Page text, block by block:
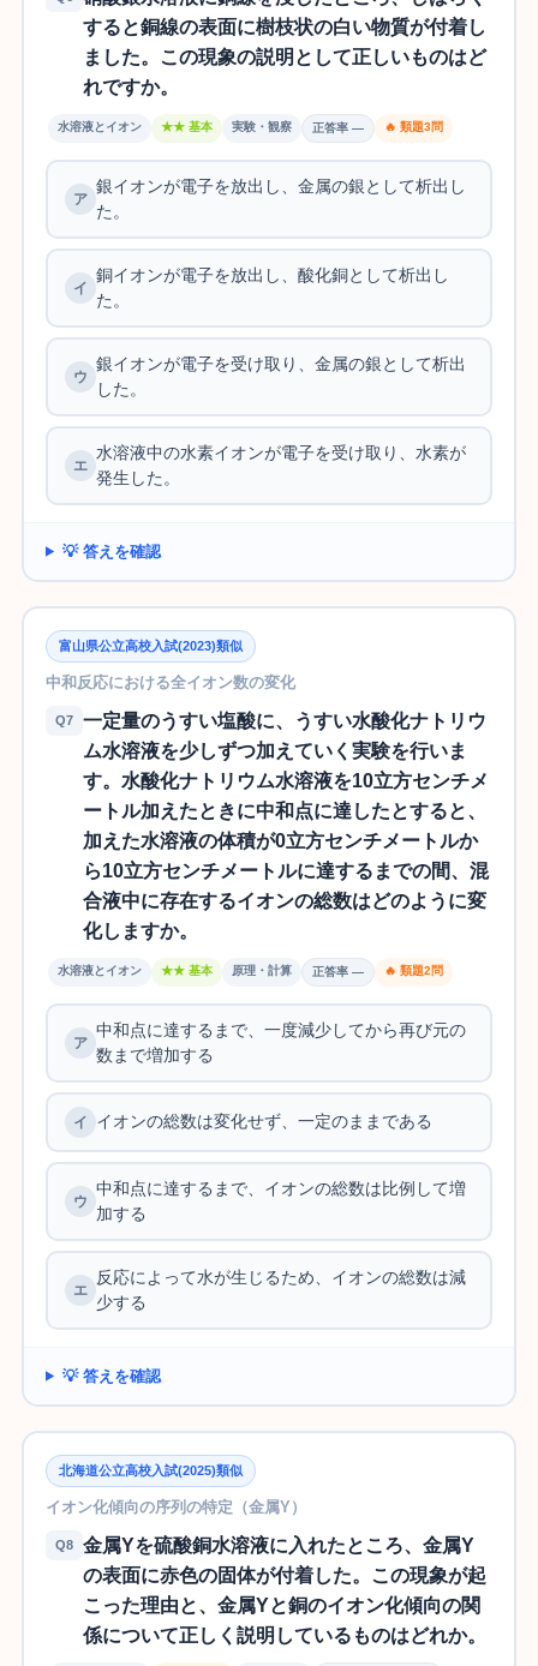
すると銅線の表面に樹枝状の白い物質が付着し
ました。この現象の説明として正しいものはど
れですか。
水溶液とイオン ★★ 基本 実験・観察 正答率 — 🔥 類題3問
銀イオンが電子を放出し、金属の銀として析出し
た。
銅イオンが電子を放出し、酸化銅として析出し
た。
銀イオンが電子を受け取り、金属の銀として析出
した。
水溶液中の水素イオンが電子を受け取り、水素が
発生した。
💡 答えを確認
富山県公立高校入試(2023)類似
中和反応における全イオン数の変化
Q7
一定量のうすい塩酸に、うすい水酸化ナトリウ
ム水溶液を少しずつ加えていく実験を行いま
す。水酸化ナトリウム水溶液を10立方センチメ
ートル加えたときに中和点に達したとすると、
加えた水溶液の体積が0立方センチメートルか
ら10立方センチメートルに達するまでの間、混
合液中に存在するイオンの総数はどのように変
化しますか。
水溶液とイオン ★★ 基本 原理・計算 正答率 — 🔥 類題2問
中和点に達するまで、一度減少してから再び元の
数まで増加する
イオンの総数は変化せず、一定のままである
中和点に達するまで、イオンの総数は比例して増
加する
反応によって水が生じるため、イオンの総数は減
少する
💡 答えを確認
北海道公立高校入試(2025)類似
イオン化傾向の序列の特定（金属Y）
Q8
金属Yを硫酸銅水溶液に入れたところ、金属Y
の表面に赤色の固体が付着した。この現象が起
こった理由と、金属Yと銅のイオン化傾向の関
係について正しく説明しているものはどれか。